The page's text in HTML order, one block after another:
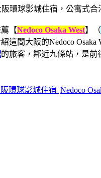
【Nedoco Osaka West】（
這間大阪的Nedoco
的旅客，鄰近九條站，是
環球影城住宿 Nedoco